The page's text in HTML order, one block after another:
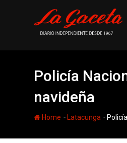
Policía
navideña
Home - Latacunga -